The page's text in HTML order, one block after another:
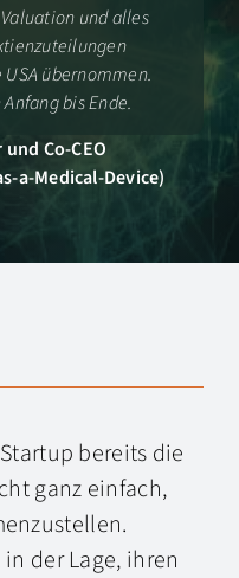
und alles
übernommen.
bis Ende.
Co-CEO
a-Medical-Device)
bereits die
ganz einfach,
der Lage, ihren